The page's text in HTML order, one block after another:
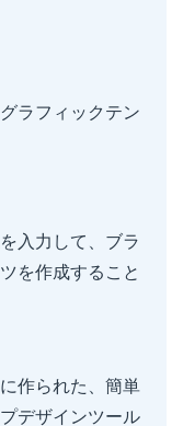
ラフィックテン
入力して、ブラ
を作成すること
作られた、簡単
デザインツール